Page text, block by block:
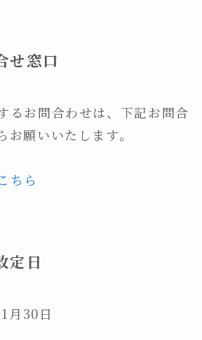
せ窓口
るお問合わせは、下記お問合
お願いいたします。
ちら
定日
月30日